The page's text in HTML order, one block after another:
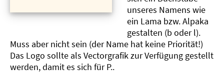
unseres Namens wie
ein Lama bzw. Alpaka
gestalten (b oder l).
Muss aber nicht sein (der Name hat keine Priorität!)
Das Logo sollte als Vectorgrafik zur Verfügung gestellt
werden, damit es sich für P..